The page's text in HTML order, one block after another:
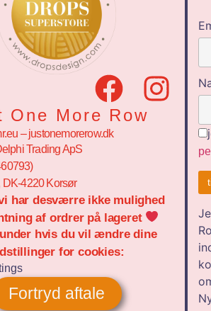
One More Row
– justonemorerow.dk
Trading ApS
DK-4220 Korsør
har desværre ikke mulighed
af ordrer på lageret
hvis du vil ændre dine
for cookies:
Fortryd aftale